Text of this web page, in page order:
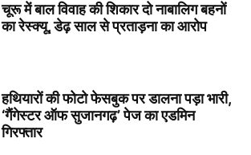
चूरू में बाल विवाह की शिकार दो नाबालिग बहनों
का रेस्क्यू, डेढ़ साल से प्रताड़ना का आरोप
हथियारों की फोटो फेसबुक पर डालना पड़ा भारी,
‘गैंगेस्टर ऑफ सुजानगढ़’ पेज का एडमिन
गिरफ्तार